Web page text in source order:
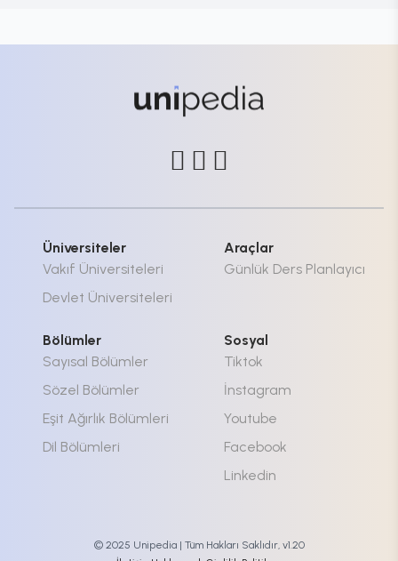
Üniversiteler
Vakıf Üniversiteleri
Devlet Üniversiteleri
Araçlar
Günlük Ders Planlayıcı
Bölümler
Sayısal Bölümler
Sözel Bölümler
Eşit Ağırlık Bölümleri
Dil Bölümleri
Sosyal
Tiktok
İnstagram
Youtube
Facebook
Linkedin
© 2025 Unipedia | Tüm Hakları Saklıdır, v1.20